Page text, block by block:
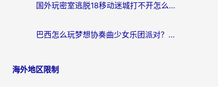
国外玩密室逃脱18移动迷城打不开怎么办？海外玩家亲测有效的解决指南
巴西怎么玩梦想协奏曲少女乐团派对？海外党必看的国服游戏加速全攻略（附波兰天涯明月刀实用技巧）
海外地区限制